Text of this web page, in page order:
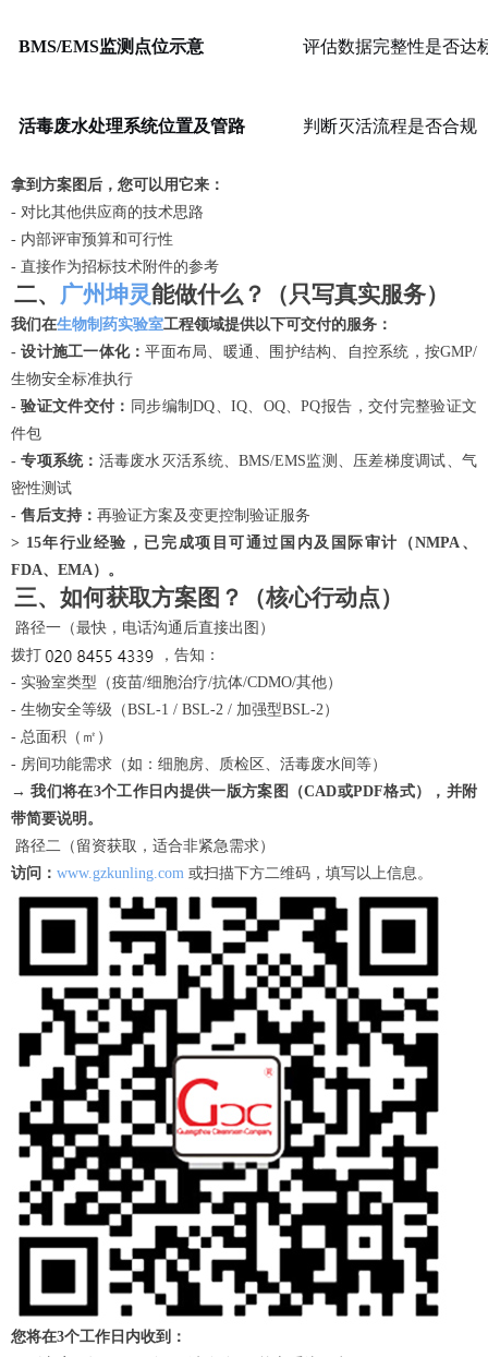
BMS/EMS监测点位示意 评估数据完整性是否达
活毒废水处理系统位置及管路 判断灭活流程是否合规
拿到方案图后，您可以用它来：
- 对比其他供应商的技术思路
- 内部评审预算和可行性
- 直接作为招标技术附件的参考
二、 广州坤灵能做什么？（只写真实服务）
我们在生物制药实验室工程领域提供以下可交付的服务：
- 设计施工一体化：平面布局、暖通、围护结构、自控系统，按GMP/
生物安全标准执行
- 验证文件交付： 同步编制DQ、IQ、OQ、PQ报告，交付完整验证文
件包
- 专项系统： 活毒废水灭活系统、BMS/EMS监测、压差梯度调试、气
密性测试
- 售后支持： 再验证方案及变更控制验证服务
> 15年行业经验，已完成项目可通过国内及国际审计（NMPA、
FDA、EMA）。
三、如何获取方案图？（核心行动点）
路径一（最快，电话沟通后直接出图）
拨打
，告知：
- 实验室类型（疫苗/细胞治疗/抗体/CDMO/其他）
- 生物安全等级（BSL-1 / BSL-2 / 加强型BSL-2）
- 总面积（㎡）
- 房间功能需求（如：细胞房、质检区、活毒废水间等）
→ 我们将在3个工作日内提供一版方案图（CAD或PDF格式），并附
带简要说明。
路径二（留资获取，适合非紧急需求）
访问： www.gzkunling.com 或扫描下方二维码，填写以上信息。
您将在3个工作日内收到：